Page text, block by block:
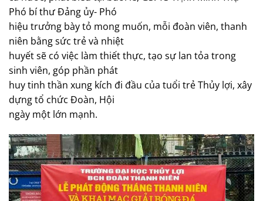
Phó bí thư Đảng ủy- Phó
hiệu trưởng bày tỏ mong muốn, mỗi đoàn viên, thanh
niên bằng sức trẻ và nhiệt
huyết sẽ có việc làm thiết thực, tạo sự lan tỏa trong
sinh viên, góp phần phát
huy tinh thần xung kích đi đầu của tuổi trẻ Thủy lợi, xây
dựng tổ chức Đoàn, Hội
ngày một lớn mạnh.